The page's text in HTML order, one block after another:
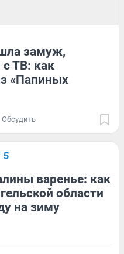
замуж,
ТВ: как
«Папиных
Обсудить
варенье: как
области
на зиму